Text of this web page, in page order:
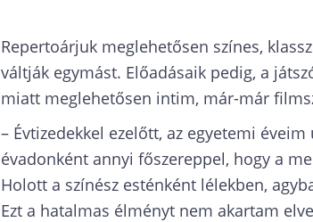
Repertoárjuk meglehetősen színes,
váltják egymást. Előadásaik pedig, a
miatt meglehetősen intim, már-már
– Évtizedekkel ezelőtt, az egyetemi
évadonként annyi főszereppel, hogy a
Holott a színész esténként lélekben,
Ezt a hatalmas élményt nem akartam